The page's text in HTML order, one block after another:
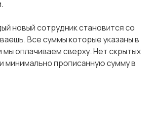
новый сотрудник становится со
Все суммы которые указаны в
оплачиваем сверху. Нет скрытых
минимально прописанную сумму в